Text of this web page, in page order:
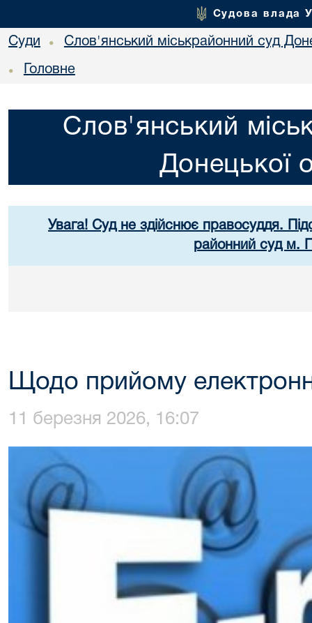
Судова влада
Суди • Слов'янський міськрайонний суд
• Головне
Слов'янський
Донецької
Увага! Суд не здійснює правосуддя.
районний суд м.
Щодо прийому
11 березня 2026, 16:07